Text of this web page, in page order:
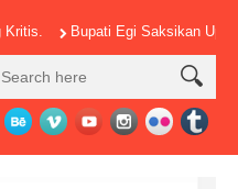
Bupati Egi Saksikan Upacara